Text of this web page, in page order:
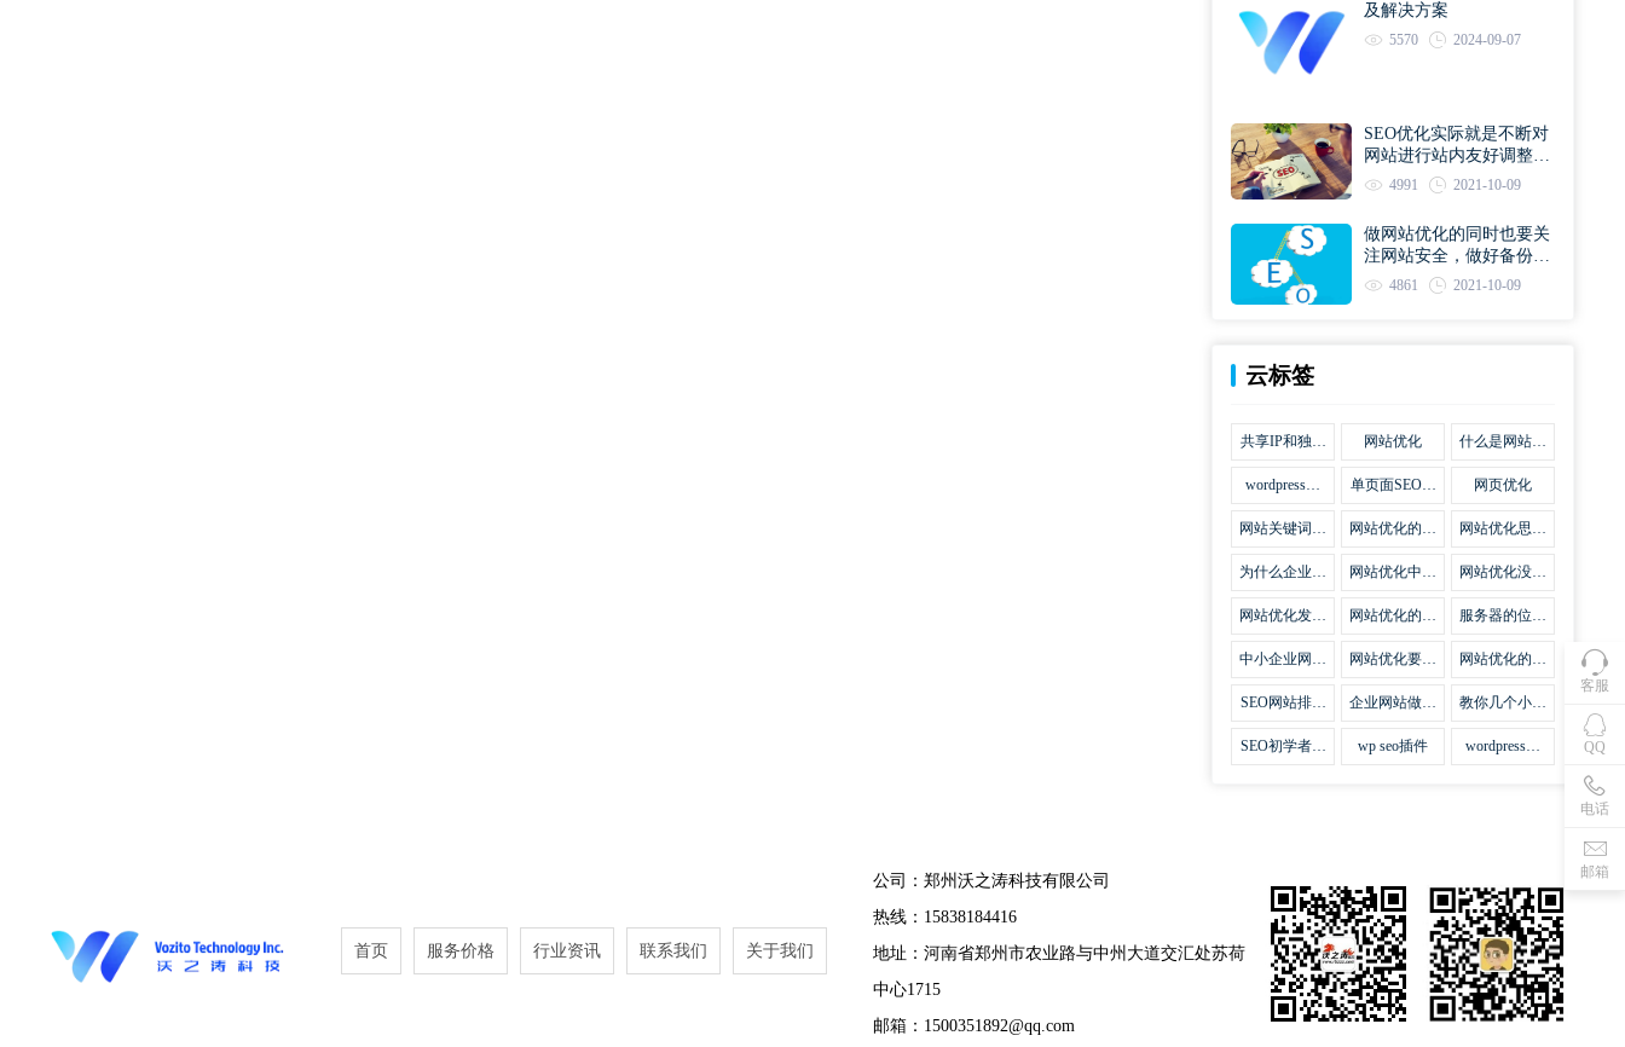
及解决方案
5570 2024-09-07
SEO优化实际就是不断对
网站进行站内友好调整直
到符合优化规则
4991 2021-10-09
做网站优化的同时也要关
注网站安全，做好备份工
作 4861 2021-10-09
云标签
共享IP和独立
网站优化
什么是网站优
wordpress网
集插件
单页面SEO网
网页优化
网站关键词优
么
网站优化的误
网站优化思路
要
为什么企业网
网站SEO优
网站优化中关
干问题
网站优化没有
味道
网站优化发挥
网站优化的费
服务器的位置
影响
中小企业网站
法
网站优化要不
网站优化的逆
SEO网站排名
法宝
企业网站做好
势
教你几个小技
页优化
SEO初学者，
wp seo插件
wordpress插
客服
QQ
电话
邮箱
首页 服务价格 行业资讯 联系我们 关于我们
公司：郑州沃之涛科技有限公司
热线：15838184416
地址：河南省郑州市农业路与中州大道交汇处苏荷
中心1715
邮箱：1500351892@qq.com